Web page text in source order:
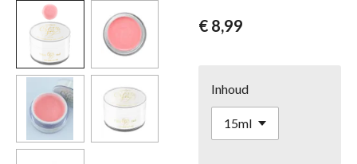
€ 8,99
Inhoud